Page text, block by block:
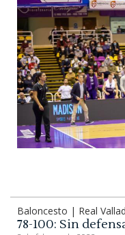
Baloncesto | Real
78-100: Sin